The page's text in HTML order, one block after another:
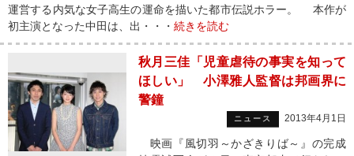
運営する内気な女子高生の運命を描いた都市伝説ホラー。 本作が
初主演となった中田は、出・・・ 続きを読む
秋月三佳「児童虐待の事実を知って
ほしい」 小澤雅人監督は邦画界に
警鐘
ニュース 2013年4月1日
映画『風切羽～かざきりば～』の完成